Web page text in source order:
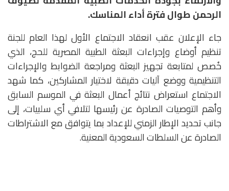
الرحمن طوال فترة أداء المناسك.
جاء الإعلان عقب انعقاد الاجتماع الأول لهذا العام للجنة
تنظيم أوضاع وإجراءات البعثة الطبية المصرية للحج، الذي
خُصص لمتابعة تجهيز البعثة ومراجعة الضوابط والإجراءات
التنظيمية ووضع آليات دقيقة لاختيار المشاركين، كما شهد
الاجتماع استعراض نتائج أعمال البعثة في الموسم السابق
وأهم التوصيات الصادرة عن رئيسها لتلافي أي سلبيات، إلى
جانب تحديد الإطار الزمني للإعداد بما يتوافق مع الاشتراطات
الصادرة عن السلطات السعودية المعنية.